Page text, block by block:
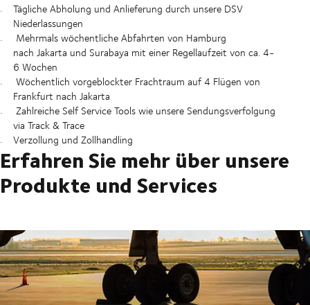
Tägliche Abholung und Anlieferung durch unsere DSV
Niederlassungen
Mehrmals wöchentliche Abfahrten von Hamburg
nach Jakarta und Surabaya mit einer Regellaufzeit von ca. 4-
6 Wochen
Wöchentlich vorgeblockter Frachtraum auf 4 Flügen von
Frankfurt nach Jakarta
Zahlreiche Self Service Tools wie unsere Sendungsverfolgung
via Track & Trace
Verzollung und Zollhandling
Erfahren Sie mehr über unsere
Produkte und Services